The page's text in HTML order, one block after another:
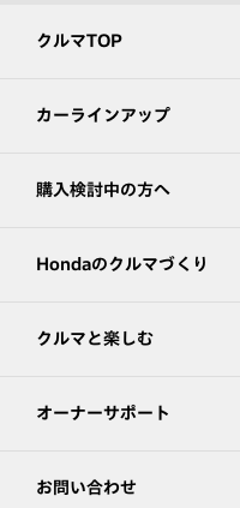
クルマTOP
カーラインアップ
購入検討中の方へ
Hondaのクルマづくり
クルマと楽しむ
オーナーサポート
お問い合わせ